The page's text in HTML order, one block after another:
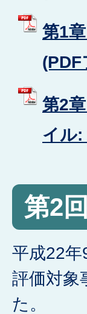
第1
第2
イル:
第2
平成22年
評価対象
た。